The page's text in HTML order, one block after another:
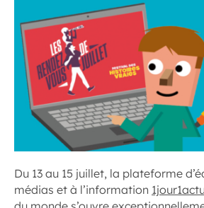
Du 13 au 15 juillet, la plateforme
médias et à l’information